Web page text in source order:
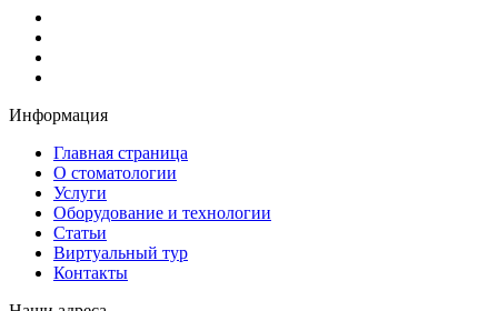
Информация
Главная страница
О стоматологии
Услуги
Оборудование и технологии
Статьи
Виртуальный тур
Контакты